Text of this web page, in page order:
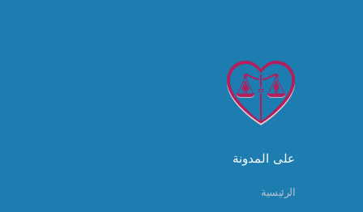
على المدونة
الرئيسية